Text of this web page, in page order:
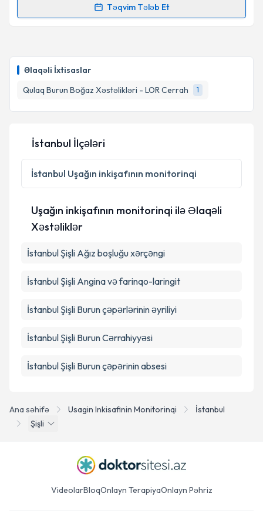
Əlaqəli İxtisaslar
Qulaq Burun Boğaz Xəstəlikləri - LOR Cerrah
1
Təqvim Tələb Et
Randevu Təqvimi Tələbi
tələbi yaradın. Bu mütəxəssisdən randevu ala
biləcəyiniz təqvim hazır olduqda e-poçt ilə
məlumatlandırılacaqsınız.
E-poçt Ünvanınız
Şəxsi məlumatlarımın emal edilməsinə dair
Aydınlatma Mətnini oxudum və şəxsi
edilməsinə razılıq verirəm.
Ana səhifə Usagin Inkisafinin Monitorinqi
İstanbul
Şişli
İstanbul İlçələri
İstanbul Uşağın inkişafının monitorinqi
Uşağın inkişafının monitorinqi ilə Əlaqəli
Xəstəliklər
İstanbul Şişli Ağız boşluğu xərçəngi
İstanbul Şişli Angina və farinqo-laringit
İstanbul Şişli Burun çəpərlərinin əyriliyi
İstanbul Şişli Burun Cərrahiyyəsi
İstanbul Şişli Burun çəpərinin absesi
VideolarBloqOnlayn TerapiyaOnlayn Pəhriz